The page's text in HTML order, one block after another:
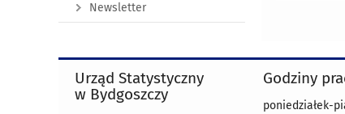
Newsletter
Urząd Statystyczny
w Bydgoszczy
Godziny
poniedziałek-